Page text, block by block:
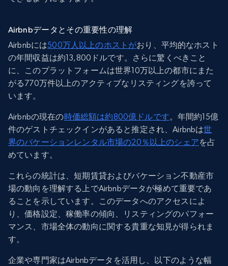
Airbnbデータとその重要性の理解
Airbnbには500万人以上のホストがおり、平均的なホスト
の年間収益は約13,800ドルです。さらに驚くべきこと
に、このプラットフォームは世界10万以上の都市にまた
がる770万件以上のアクティブなリスティングを誇って
います。
Airbnbの現在の時価総額は約800億ドルです。年間約15億
件のゲストチェックインがあると推定され、Airbnbは世
界のバケーションレンタル市場の20％以上のシェアを占
めています。
これらの統計は、短期賃貸およびバケーション不動産市
場の動向を理解する上でAirbnbデータが極めて重要であ
ることを示しています。このデータへのアクセスによ
り、価格設定、稼働率の傾向、リスティングのパフォー
マンス、市場全体の動向に関する貴重な知見が得られま
す。
企業や専門家はAirbnbデータを活用し、以下のような幅